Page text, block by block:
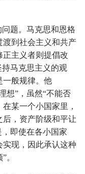
题。马克思和恩格
渡到社会主义和共产
正主义者则提倡改
持马克思主义的观
一般规律。他
想”，虽然“不能否
某一个小国家里，
，资产阶级和平让
即使在各小国家
现，因此承认这种
。